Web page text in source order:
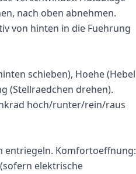
nach oben abnehmen.
von hinten in die Fuehrung
schieben), Hoehe (Hebel
(Stellraedchen drehen).
hoch/runter/rein/raus
entriegeln. Komfortoeffnung:
elektrische